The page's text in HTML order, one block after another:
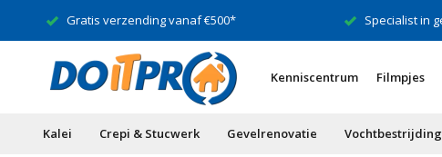
Gratis verzending vanaf €500* Specialist in
Kenniscentrum Filmpjes
Kalei Crepi & Stucwerk Gevelrenovatie Vochtbestrijding